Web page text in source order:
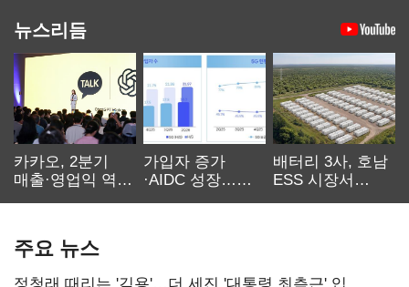
뉴스리듬
카카오, 2분기
매출·영업익 역대
가입자 증가
·AIDC 성장…
배터리 3사, 호남
ESS 시장서
주요 뉴스